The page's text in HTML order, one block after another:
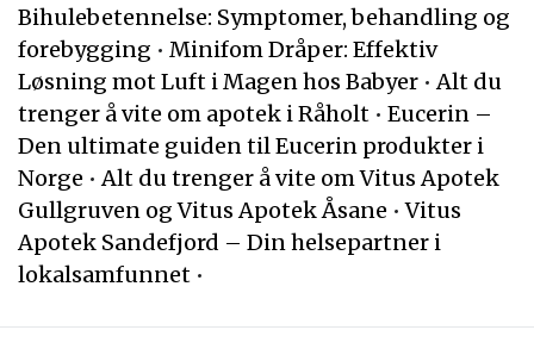
Bihulebetennelse: Symptomer, behandling og
forebygging • Minifom Dråper: Effektiv
Løsning mot Luft i Magen hos Babyer •Alt du
trenger å vite om apotek i Råholt • Eucerin –
Den ultimate guiden til Eucerin produkter i
Norge •Alt du trenger å vite om Vitus Apotek
Gullgruven og Vitus Apotek Åsane •Vitus
Apotek Sandefjord – Din helsepartner i
lokalsamfunnet •